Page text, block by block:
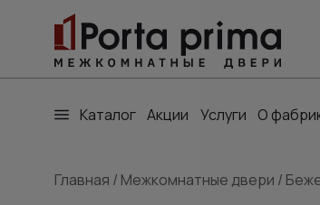
Каталог Акции Услуги О
Главная / Межкомнатные двери /